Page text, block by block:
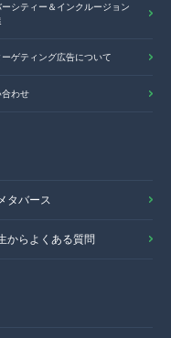
ーシティー＆インクルージョン
ゲティング広告について
合わせ
タバース
からよくある質問